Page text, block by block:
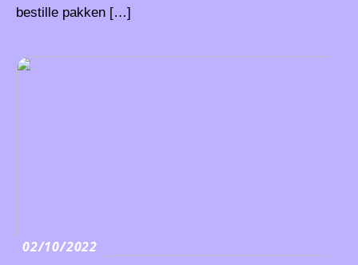
bestille pakken […]
02/10/2022